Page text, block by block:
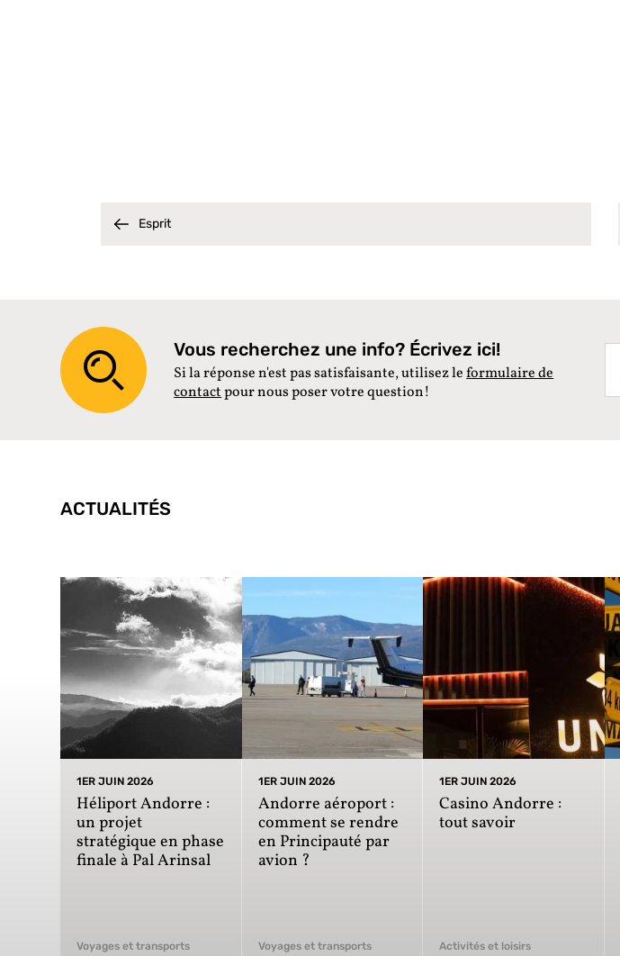
Esprit
Vous recherchez une info? Écrivez ici!
Si la réponse n'est pas satisfaisante, utilisez leformulaire de
contactpour nous poser votre question!
ACTUALITÉS
1ER JUIN 2026
Héliport Andorre :
un projet
stratégique en phase
finale à Pal Arinsal
Voyages et transports
1ER JUIN 2026
Andorre aéroport :
comment se rendre
en Principauté par
avion ?
Voyages et transports
1ER JUIN 2026
Casino Andorre :
tout savoir
Activités et loisirs